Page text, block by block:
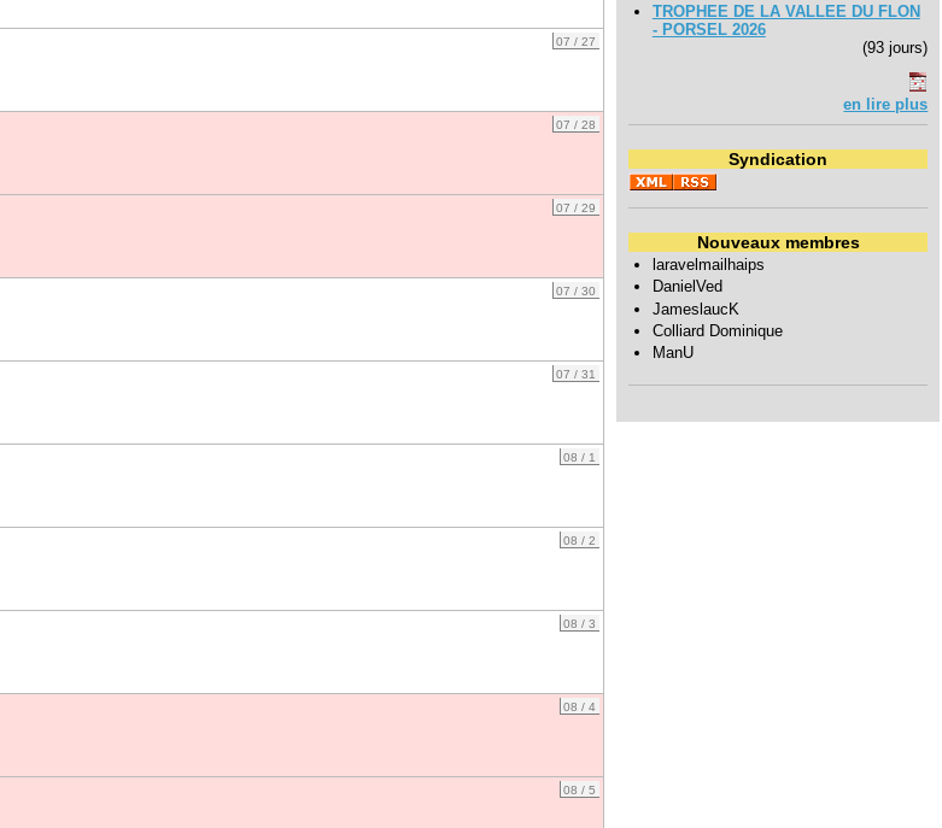
07 / 27
07 / 28
07 / 29
07 / 30
07 / 31
08 / 1
08 / 2
08 / 3
08 / 4
08 / 5
TROPHEE DE LA VALLEE DU FLON
- PORSEL 2026
(93 jours)
en lire plus
Syndication
Nouveaux membres
laravelmailhaips
DanielVed
JameslaucK
Colliard Dominique
ManU